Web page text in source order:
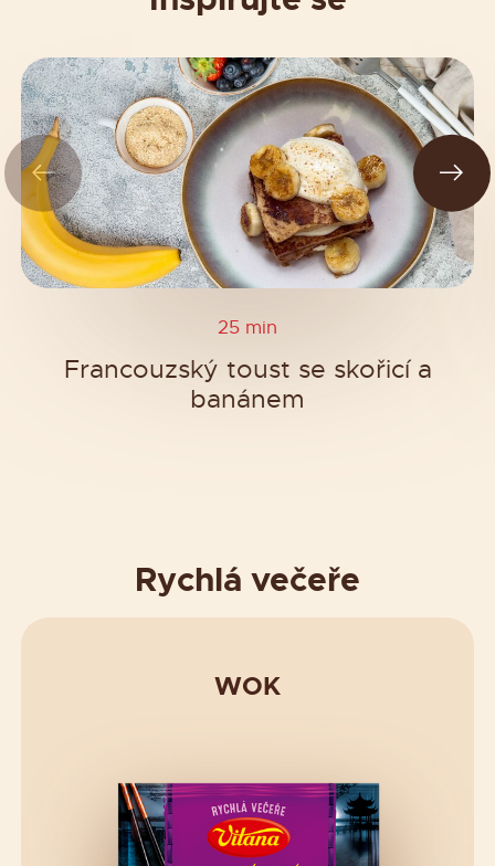
25 min
Francouzský toust se skořicí a
banánem
Rychlá večeře
WOK